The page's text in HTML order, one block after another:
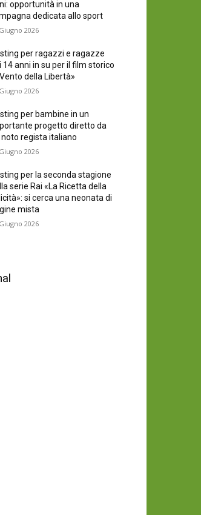
opportunità in una
dedicata allo sport
2026
per ragazzi e ragazze
14 anni in su per il film storico
della Libertà»
2026
per bambine in un
progetto diretto da
noto regista italiano
2026
per la seconda stagione
serie Rai «La Ricetta della
si cerca una neonata di
mista
2026